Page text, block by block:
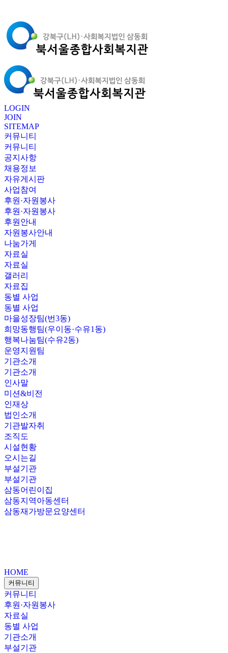
LOGIN
JOIN
SITEMAP
커뮤니티
커뮤니티
공지사항
채용정보
자유게시판
사업참여
후원·자원봉사
후원·자원봉사
후원안내
자원봉사안내
나눔가게
자료실
자료실
갤러리
자료집
동별 사업
동별 사업
마을성장팀(번3동)
희망동행팀(우이동·수유1동)
행복나눔팀(수유2동)
운영지원팀
기관소개
기관소개
인사말
미션&비전
인재상
법인소개
기관발자취
조직도
시설현황
오시는길
부설기관
부설기관
삼동어린이집
삼동지역아동센터
삼동재가방문요양센터
HOME
커뮤니티
커뮤니티
후원·자원봉사
자료실
동별 사업
기관소개
부설기관